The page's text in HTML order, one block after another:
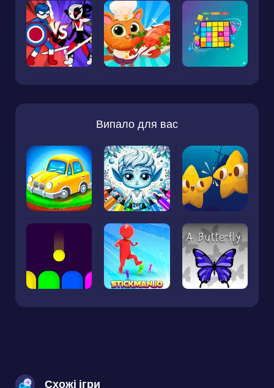
Випало для вас
Схожі ігри